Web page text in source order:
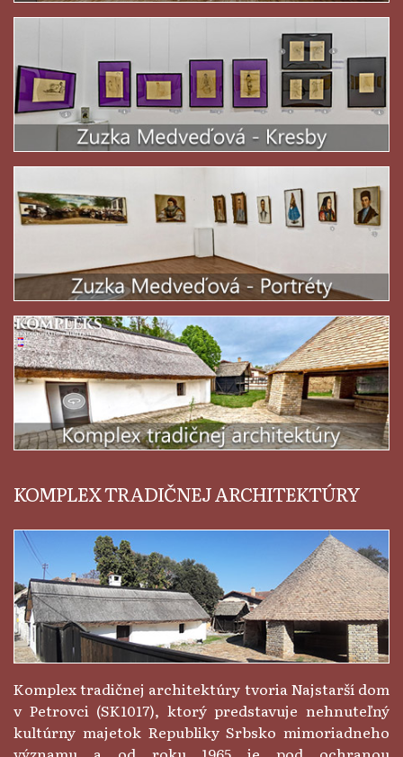
KOMPLEX TRADIČNEJ ARCHITEKTÚRY
Komplex tradičnej architektúry tvoria Najstarší dom
v Petrovci (SK1017), ktorý predstavuje nehnuteľný
kultúrny majetok Republiky Srbsko mimoriadneho